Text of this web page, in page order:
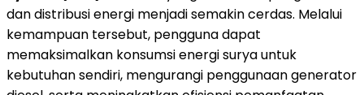
dan distribusi energi menjadi semakin cerdas. Melalui
kemampuan tersebut, pengguna dapat
memaksimalkan konsumsi energi surya untuk
kebutuhan sendiri, mengurangi penggunaan generator